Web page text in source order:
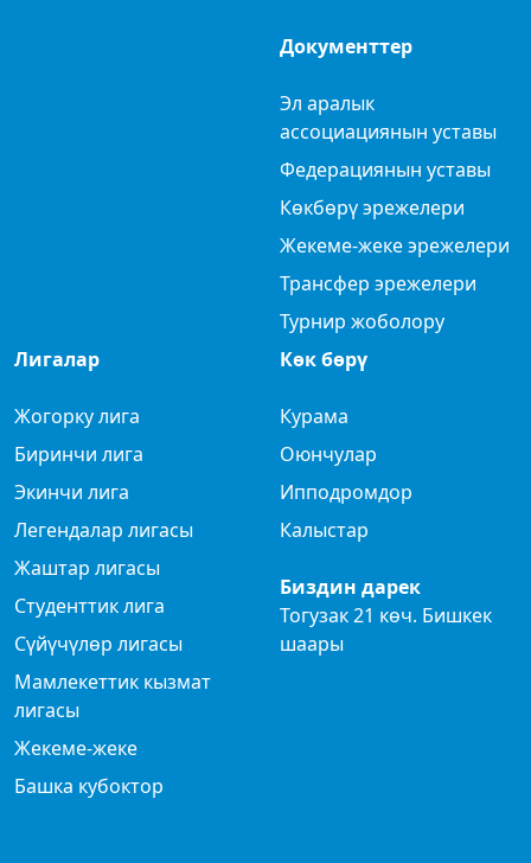
Документтер
Эл аралык
ассоциациянын уставы
Федерациянын уставы
Көкбөрү эрежелери
Жекеме-жеке эрежелери
Трансфер эрежелери
Турнир жоболору
Лигалар
Жогорку лига
Биринчи лига
Экинчи лига
Легендалар лигасы
Жаштар лигасы
Студенттик лига
Сүйүчүлөр лигасы
Мамлекеттик кызмат
лигасы
Жекеме-жеке
Башка кубоктор
Көк бөрү
Курама
Оюнчулар
Ипподромдор
Калыстар
Биздин дарек
Тогузак 21 көч. Бишкек
шаары